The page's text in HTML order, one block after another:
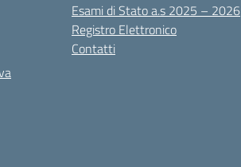
Esami di Stato a.s 2025 – 2026
Registro Elettronico
Contatti